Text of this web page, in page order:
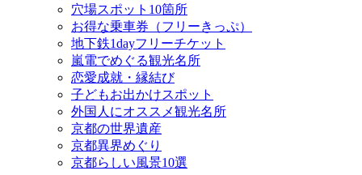
穴場スポット10箇所
お得な乗車券（フリーきっぷ）
地下鉄1dayフリーチケット
嵐電でめぐる観光名所
恋愛成就・縁結び
子どもお出かけスポット
外国人にオススメ観光名所
京都の世界遺産
京都異界めぐり
京都らしい風景10選